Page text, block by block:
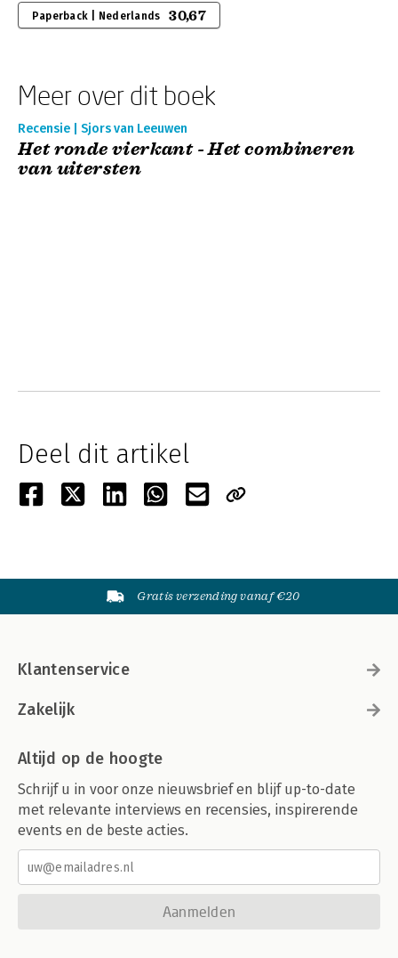
Paperback | Nederlands 30,67
Meer over dit boek
Recensie | Sjors van Leeuwen
Het ronde vierkant - Het combineren
van uitersten
Deel dit artikel
Gratis verzending vanaf €20
Klantenservice
Zakelijk
Altijd op de hoogte
Schrijf u in voor onze nieuwsbrief en blijf up-to-date
met relevante interviews en recensies, inspirerende
events en de beste acties.
Aanmelden